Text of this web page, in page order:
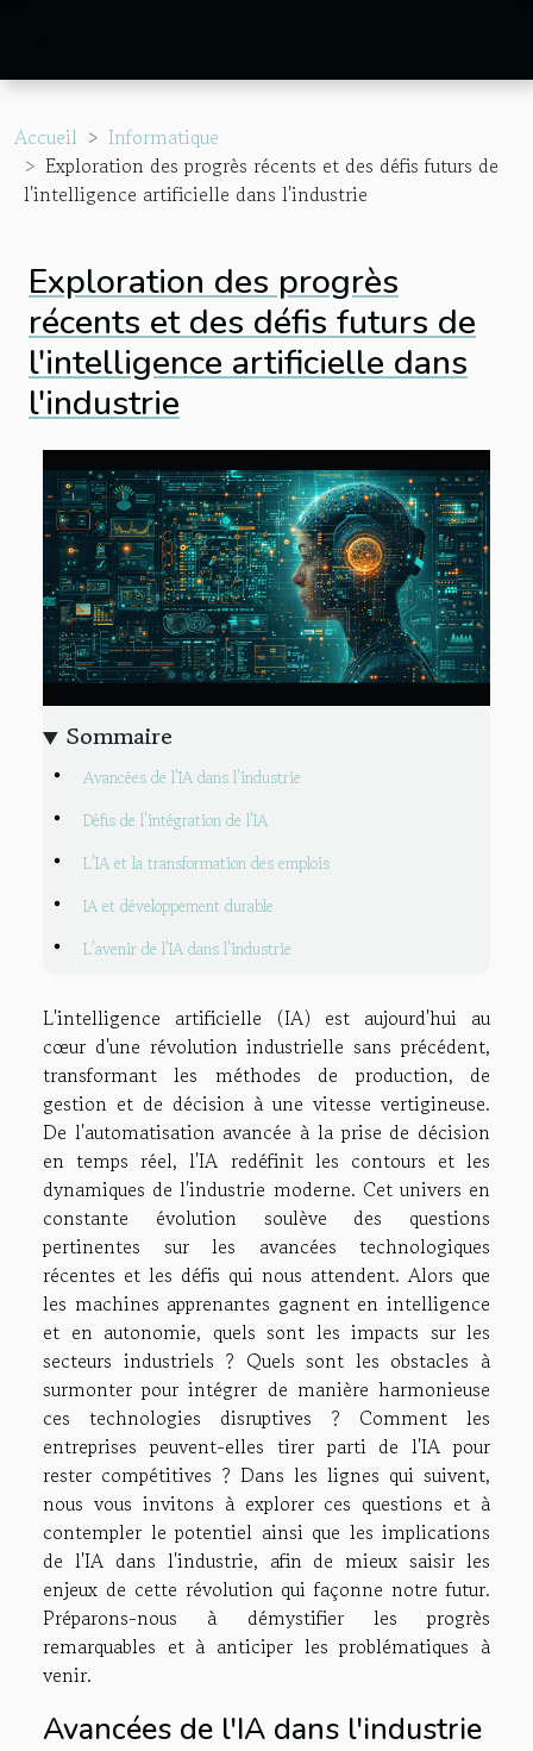
Accueil
Informatique
Exploration des progrès récents et des défis futurs de
l'intelligence artificielle dans l'industrie
Exploration des progrès
récents et des défis futurs de
l'intelligence artificielle dans
l'industrie
Sommaire
Avancées de l'IA dans l'industrie
Défis de l'intégration de l'IA
L'IA et la transformation des emplois
IA et développement durable
L'avenir de l'IA dans l'industrie
L'intelligence artificielle (IA) est aujourd'hui au
cœur d'une révolution industrielle sans précédent,
transformant les méthodes de production, de
gestion et de décision à une vitesse vertigineuse.
De l'automatisation avancée à la prise de décision
en temps réel, l'IA redéfinit les contours et les
dynamiques de l'industrie moderne. Cet univers en
constante évolution soulève des questions
pertinentes sur les avancées technologiques
récentes et les défis qui nous attendent. Alors que
les machines apprenantes gagnent en intelligence
et en autonomie, quels sont les impacts sur les
secteurs industriels ? Quels sont les obstacles à
surmonter pour intégrer de manière harmonieuse
ces technologies disruptives ? Comment les
entreprises peuvent-elles tirer parti de l'IA pour
rester compétitives ? Dans les lignes qui suivent,
nous vous invitons à explorer ces questions et à
contempler le potentiel ainsi que les implications
de l'IA dans l'industrie, afin de mieux saisir les
enjeux de cette révolution qui façonne notre futur.
Préparons-nous à démystifier les progrès
remarquables et à anticiper les problématiques à
venir.
Avancées de l'IA dans l'industrie